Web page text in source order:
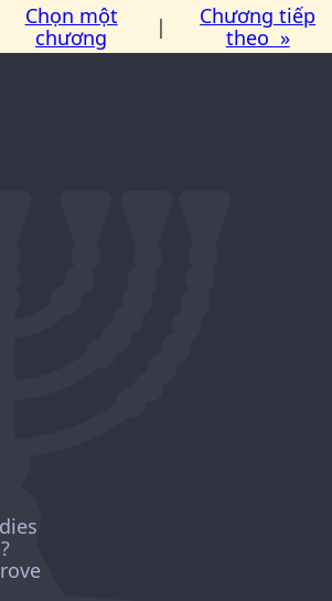
Chọn một
chương
|
Chương tiếp
theo »